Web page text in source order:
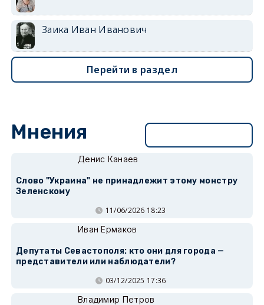
Заика Иван Иванович
Перейти в раздел
Мнения
Денис Канаев
Слово "Украина" не принадлежит этому монстру
Зеленскому
11/06/2026 18:23
Иван Ермаков
Депутаты Севастополя: кто они для города —
представители или наблюдатели?
03/12/2025 17:36
Владимир Петров